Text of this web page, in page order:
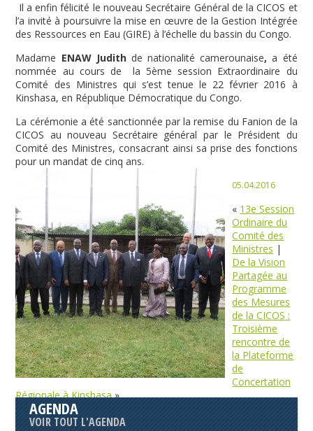
Il a enfin félicité le nouveau Secrétaire Général de la CICOS et
l’a invité à poursuivre la mise en œuvre de la Gestion Intégrée
des Ressources en Eau (GIRE) à l’échelle du bassin du Congo.
Madame ENAW Judith de nationalité camerounaise, a été
nommée au cours de la 5ème session Extraordinaire du
Comité des Ministres qui s’est tenue le 22 février 2016 à
Kinshasa, en République Démocratique du Congo.
La cérémonie a été sanctionnée par la remise du Fanion de la
CICOS au nouveau Secrétaire général par le Président du
Comité des Ministres, consacrant ainsi sa prise des fonctions
pour un mandat de cinq ans.
05.04.2016
« 13e Session
Ordinaire du
Comité des
Ministres |
De la Vision
Partagée au
Programme
des Mesures
de la CICOS :
Troisième
rencontre de
la Plateforme
de
Concertation
Régionale à Kinshasa»
AGENDA
VOIR TOUT L'AGENDA